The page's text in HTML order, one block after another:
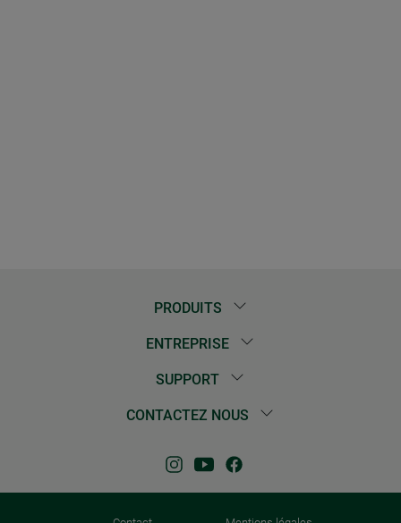
PRODUITS
ENTREPRISE
SUPPORT
CONTACTEZ NOUS